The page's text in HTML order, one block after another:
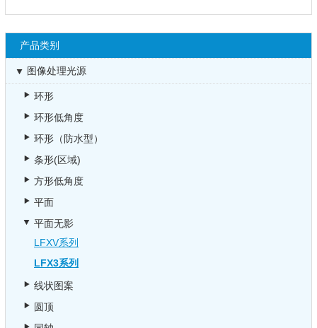
产品类别
图像处理光源
环形
环形低角度
环形（防水型）
条形(区域)
方形低角度
平面
平面无影
LFXV系列
LFX3系列
线状图案
圆顶